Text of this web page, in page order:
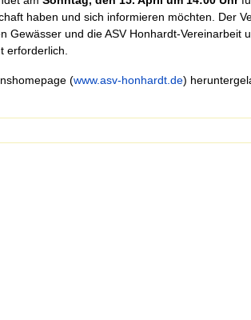
haben und sich informieren möchten. Der
und die ASV Honhardt-Vereinarbeit
erforderlich.
(www.asv-honhardt.de)